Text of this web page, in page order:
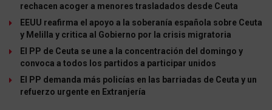
rechacen acoger a menores trasladados desde Ceuta
EEUU reafirma el apoyo a la soberanía española sobre Ceuta
y Melilla y critica al Gobierno por la crisis migratoria
El PP de Ceuta se une a la concentración del domingo y
convoca a todos los partidos a participar unidos
El PP demanda más policías en las barriadas de Ceuta y un
refuerzo urgente en Extranjería